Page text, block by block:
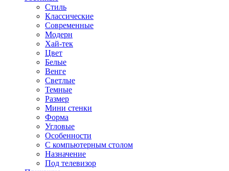
Стиль
Классические
Современные
Модерн
Хай-тек
Цвет
Белые
Венге
Светлые
Темные
Размер
Мини стенки
Форма
Угловые
Особенности
С компьютерным столом
Назначение
Под телевизор